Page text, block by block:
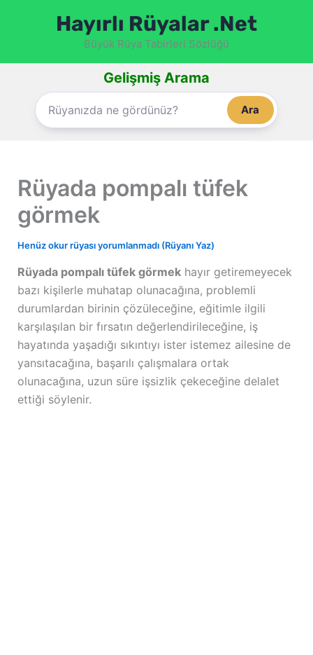
Hayırlı Rüyalar .Net
Büyük Rüya Tabirleri Sözlüğü
Gelişmiş Arama
Ara
Rüyada pompalı tüfek
görmek
Henüz okur rüyası yorumlanmadı (Rüyanı Yaz)
Rüyada pompalı tüfek görmekhayır getiremeyecek
bazı kişilerle muhatap olunacağına, problemli
durumlardan birinin çözüleceğine, eğitimle ilgili
karşılaşılan bir fırsatın değerlendirileceğine, iş
hayatında yaşadığı sıkıntıyı ister istemez ailesine de
yansıtacağına, başarılı çalışmalara ortak
olunacağına, uzun süre işsizlik çekeceğine delalet
ettiği söylenir.